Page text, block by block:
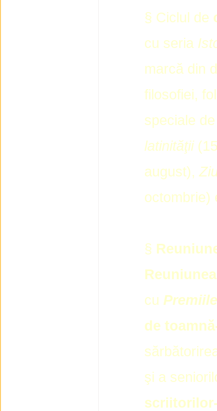
§ Ciclul de
cu seria
marcă din
filosofiei,
speciale
latinităţii
august),
octombrie)
§
Reuniunea
cu
de
şi a